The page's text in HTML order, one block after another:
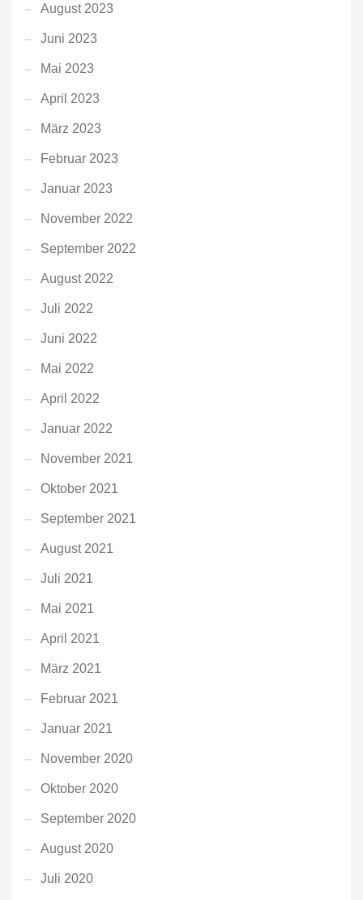
August 2023
Juni 2023
Mai 2023
April 2023
März 2023
Februar 2023
Januar 2023
November 2022
September 2022
August 2022
Juli 2022
Juni 2022
Mai 2022
April 2022
Januar 2022
November 2021
Oktober 2021
September 2021
August 2021
Juli 2021
Mai 2021
April 2021
März 2021
Februar 2021
Januar 2021
November 2020
Oktober 2020
September 2020
August 2020
Juli 2020